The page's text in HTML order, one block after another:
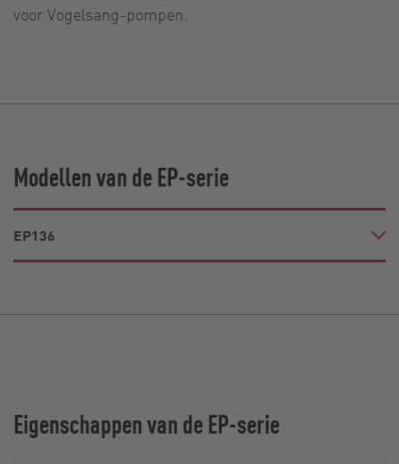
voor Vogelsang-pompen.
Modellen van de EP-serie
EP136
Eigenschappen van de EP-serie